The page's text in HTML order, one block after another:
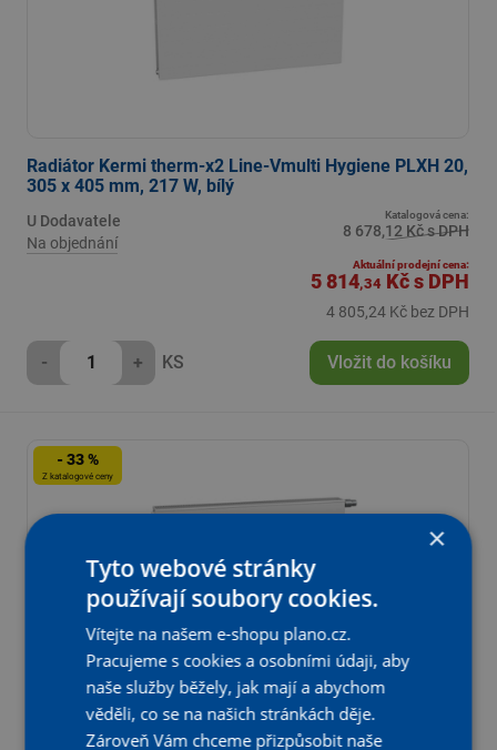
Radiátor Kermi therm-x2 Line-Vmulti Hygiene PLXH 20,
305 x 405 mm, 217 W, bílý
U Dodavatele
Na objednání
Katalogová cena:
8 678,12 Kč s DPH
Aktuální prodejní cena:
5 814,34 Kčs DPH
4 805,24 Kč bez DPH
- + KS Vložit do košíku
- 33 %
Z katalogové ceny
Radiátor Kermi therm-x2 Line-Vmulti Hygiene PLXH 20,
305 x 505 mm, 271 W, bílý
×
Tyto webové stránky
používají soubory cookies.
Vítejte na našem e-shopu plano.cz.
Pracujeme s cookies a osobními údaji, aby
naše služby běžely, jak mají a abychom
věděli, co se na našich stránkách děje.
Zároveň Vám chceme přizpůsobit naše